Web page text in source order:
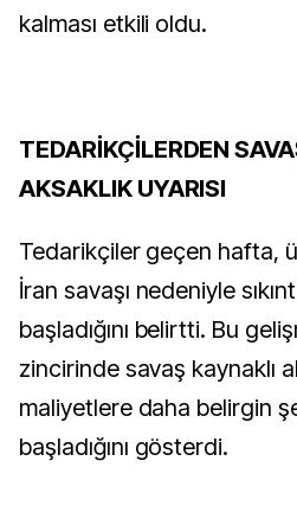
kalması etkili oldu.
TEDARİKÇİLERDEN
AKSAKLIK UYARISI
Tedarikçiler geçen hafta,
İran savaşı nedeniyle
başladığını belirtti. Bu
zincirinde savaş kaynaklı
maliyetlere daha belirgin
başladığını gösterdi.